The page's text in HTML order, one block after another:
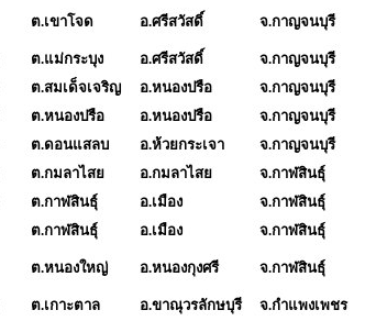
ต.เขาโจด อ.ศรีสวัสดิ์ จ.กาญจนบุรี
ต.แม่กระบุง อ.ศรีสวัสดิ์
จ.กาญจนบุรี
ต.สมเด็จเจริญ อ.หนองปรือ
จ.กาญจนบุรี
ต.หนองปรือ อ.หนองปรือ
จ.กาญจนบุรี
ต.ดอนแสลบ อ.ห้วยกระเจา
จ.กาญจนบุรี
ต.กมลาไสย อ.กมลาไสย
จ.กาฬสินธุ์
ต.กาฬสินธุ์ อ.เมือง
จ.กาฬสินธุ์
ต.กาฬสินธุ์ อ.เมือง จ.กาฬสินธุ์
ต.หนองใหญ่ อ.หนองกุงศรี จ.กาฬสินธุ์
ต.เกาะตาล อ.ขาณุวรลักษบุรี จ.กำแพงเพชร